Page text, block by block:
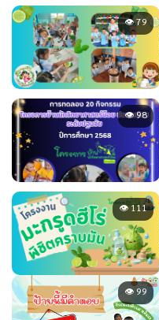
👁 79
👁 98
👁 111
👁 99